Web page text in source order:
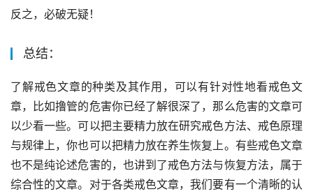
反之，必破无疑！
总结：
了解戒色文章的种类及其作用，可以有针对性地看戒色文
章，比如撸管的危害你已经了解很深了，那么危害的文章可
以少看一些。可以把主要精力放在研究戒色方法、戒色原理
与规律上，你也可以把精力放在养生恢复上。有些戒色文章
也不是纯论述危害的，也讲到了戒色方法与恢复方法，属于
综合性的文章。对于各类戒色文章，我们要有一个清晰的认